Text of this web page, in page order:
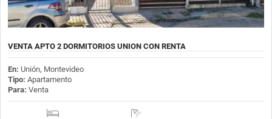
VENTA APTO 2 DORMITORIOS UNION CON RENTA
En: Unión, Montevideo
Tipo: Apartamento
Para: Venta